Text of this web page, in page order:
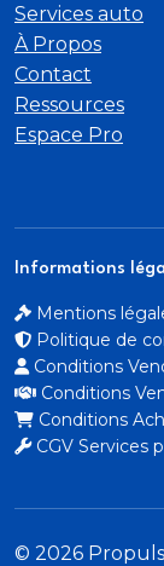
Services auto
À Propos
Contact
Ressources
Espace Pro
Informations
Mentions
Politique de
Conditions
Conditions
Conditions
CGV Services
© 2026